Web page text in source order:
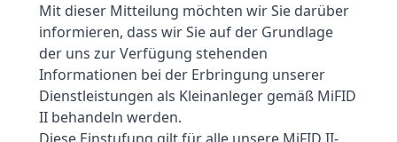
Mit dieser Mitteilung möchten wir Sie darüber
informieren, dass wir Sie auf der Grundlage
der uns zur Verfügung stehenden
Informationen bei der Erbringung unserer
Dienstleistungen als Kleinanleger gemäß MiFID
II behandeln werden.